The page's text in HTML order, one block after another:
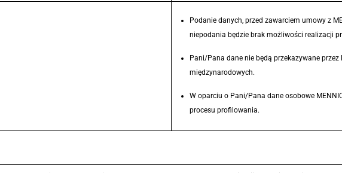
Podanie danych, przed zawarciem umowy z
niepodania będzie brak możliwości realizacji
Pani/Pana dane nie będą przekazywane przez
międzynarodowych.
W oparciu o Pani/Pana dane osobowe
procesu profilowania.